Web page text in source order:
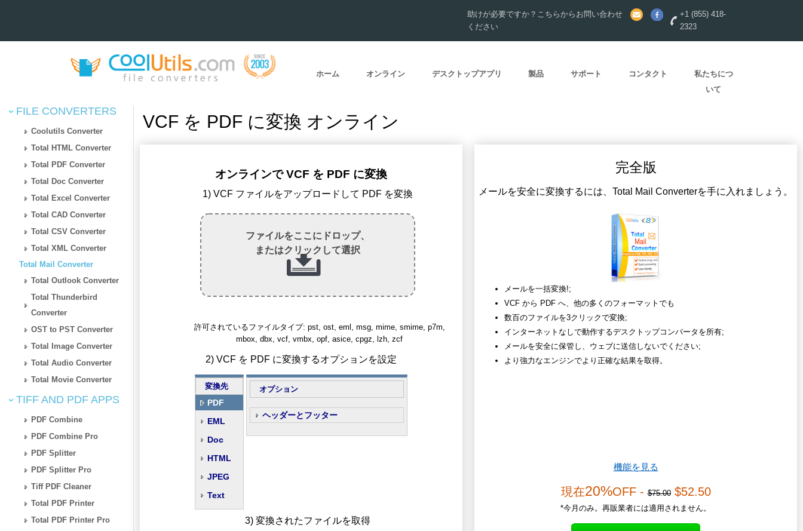
助けが必要ですか？こちらからお問い合わせ
ください
+1 (855) 418-
2323
ホーム オンライン デスクトップアプリ 製品 サポート コンタクト
私たちにつ
いて
FILE CONVERTERS
Coolutils Converter
Total HTML Converter
Total PDF Converter
Total Doc Converter
Total Excel Converter
Total CAD Converter
Total CSV Converter
Total XML Converter
Total Mail Converter
Total Outlook Converter
Total Thunderbird
Converter
OST to PST Converter
Total Image Converter
Total Audio Converter
Total Movie Converter
TIFF AND PDF APPS
PDF Combine
PDF Combine Pro
PDF Splitter
PDF Splitter Pro
Tiff PDF Cleaner
Total PDF Printer
Total PDF Printer Pro
VCF を PDF に変換 オンライン
オンラインで VCF を PDF に変換
1) VCF ファイルをアップロードして PDF を変換
ファイルをここにドロップ、
またはクリックして選択
許可されているファイルタイプ: pst, ost, eml, msg, mime, smime, p7m,
mbox, dbx, vcf, vmbx, opf, asice, cpgz, lzh, zcf
2) VCF を PDF に変換するオプションを設定
変換先
PDF
EML
Doc
HTML
JPEG
Text
オプション
ヘッダーとフッター
3) 変換されたファイルを取得
完全版
メールを安全に変換するには、Total Mail Converterを手に入れましょう。
メールを一括変換!;
VCF から PDF へ、他の多くのフォーマットでも
数百のファイルを3クリックで変換;
インターネットなしで動作するデスクトップコンバータを所有;
メールを安全に保管し、ウェブに送信しないでください;
より強力なエンジンでより正確な結果を取得。
機能を見る
現在20%OFF -$75.00$52.50
*今月のみ。再販業者には適用されません。